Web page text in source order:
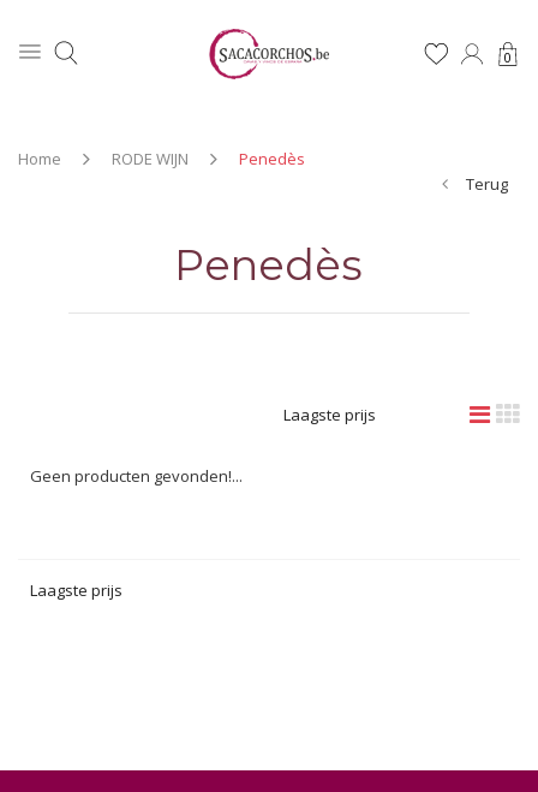
0
Home RODE WIJN
Penedès
Terug
Penedès
Laagste prijs
Geen producten gevonden!...
Laagste prijs